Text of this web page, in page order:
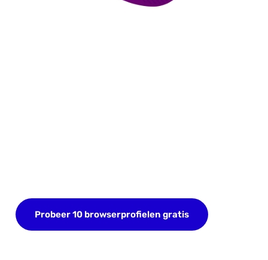
Probeer 10 browserprofielen gratis